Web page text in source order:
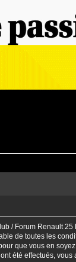
/ Forum Renault
de toutes les
que vous en
été effectués,